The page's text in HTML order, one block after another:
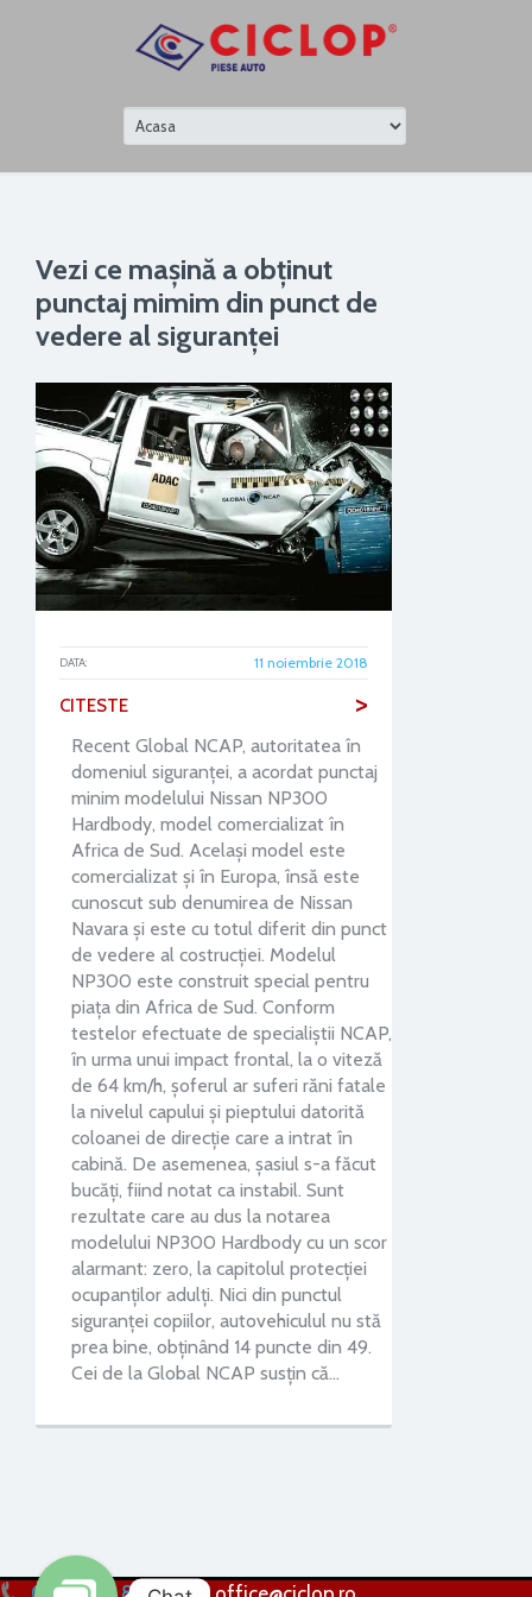
Vezi ce mașină a obținut
punctaj mimim din punct de
vedere al siguranței
DATA: 11 noiembrie 2018
CITESTE >
Recent Global NCAP, autoritatea în
domeniul siguranței, a acordat punctaj
minim modelului Nissan NP300
Hardbody, model comercializat în
Africa de Sud. Același model este
comercializat și în Europa, însă este
cunoscut sub denumirea de Nissan
Navara și este cu totul diferit din punct
de vedere al costrucției. Modelul
NP300 este construit special pentru
piața din Africa de Sud. Conform
testelor efectuate de specialiștii NCAP,
în urma unui impact frontal, la o viteză
de 64 km/h, șoferul ar suferi răni fatale
la nivelul capului și pieptului datorită
coloanei de direcție care a intrat în
cabină. De asemenea, șasiul s-a făcut
bucăți, fiind notat ca instabil. Sunt
rezultate care au dus la notarea
modelului NP300 Hardbody cu un scor
alarmant: zero, la capitolul protecției
ocupanților adulți. Nici din punctul
siguranței copiilor, autovehiculul nu stă
prea bine, obținând 14 puncte din 49.
Cei de la Global NCAP susțin că…